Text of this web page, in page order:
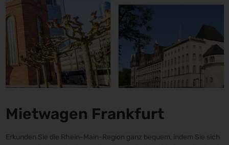
Mietwagen Frankfurt
Erkunden Sie die Rhein-Main-Region ganz bequem, indem Sie sich